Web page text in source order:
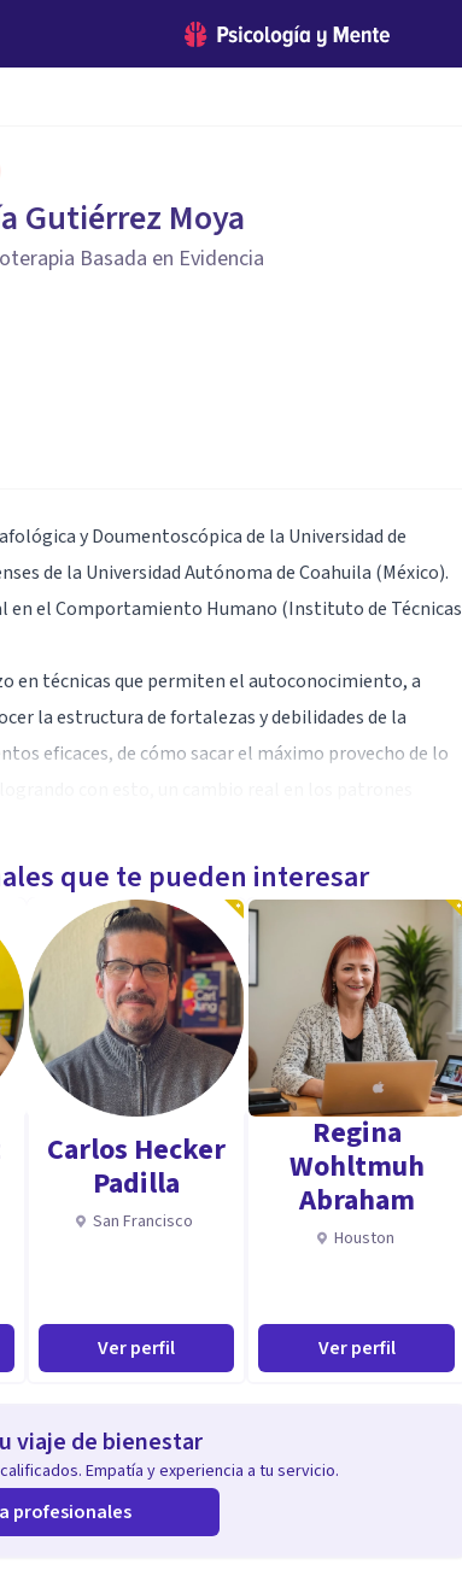
Gutiérrez Moya
Basada en Evidencia
y Doumentoscópica de la Universidad de
de la Universidad Autónoma de Coahuila (México).
en el Comportamiento Humano (Instituto de Técnicas
en técnicas que permiten el autoconocimiento, a
la estructura de fortalezas y debilidades de la
eficaces, de cómo sacar el máximo provecho de lo
Estrés Post-Traumático).
sociales y estrategias de vinculación en
Espectro Autista de alto funcionamiento (Nivel 1).
que te pueden interesar
Carlos Hecker
Padilla
San Francisco
Ver perfil
Regina
Wohltmuh
Abraham
Houston
Ver perfil
viaje de bienestar
Empatía y experiencia a tu servicio.
profesionales